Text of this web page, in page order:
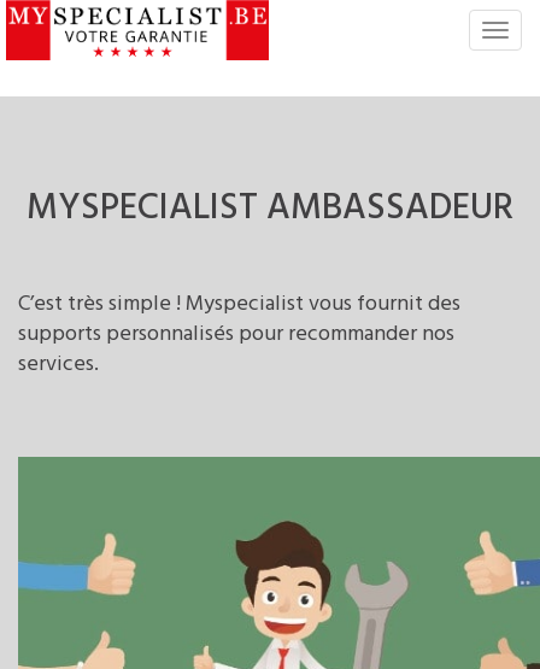
S
N
a
MYSPECIALIST AMBASSADEUR
C’est très simple ! Myspecialist vous fournit des
supports personnalisés pour recommander nos
services.